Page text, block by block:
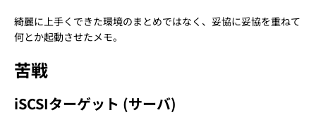
綺麗に上手くできた環境のまとめではなく、妥協に妥協を重ねて
何とか起動させたメモ。
苦戦
iSCSIターゲット (サーバ)